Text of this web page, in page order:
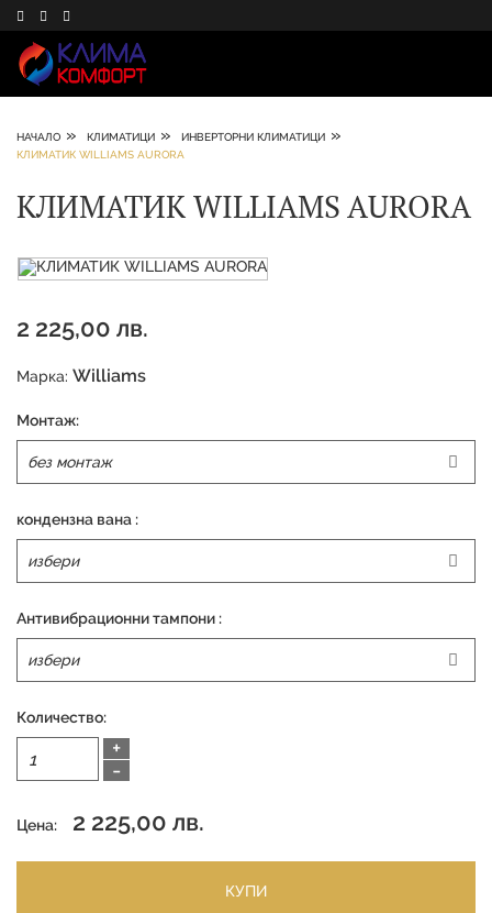
НАЧАЛО » КЛИМАТИЦИ » ИНВЕРТОРНИ КЛИМАТИЦИ »
КЛИМАТИК WILLIAMS AURORA
КЛИМАТИК WILLIAMS AURORA
2 225,00 лв.
Марка: Williams
Монтаж:
кондензна вана :
Антивибрационни тампони :
Количество:
+
-
Цена: 2 225,00 лв.
КУПИ